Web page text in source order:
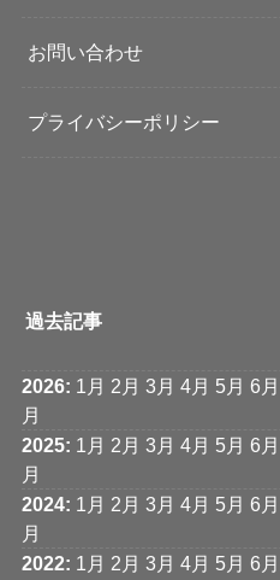
お問い合わせ
プライバシーポリシー
過去記事
2026: 1月 2月 3月 4月 5月 6月
月
2025: 1月 2月 3月 4月 5月 6月
月
2024: 1月 2月 3月 4月 5月 6月
月
2022: 1月 2月 3月 4月 5月 6月